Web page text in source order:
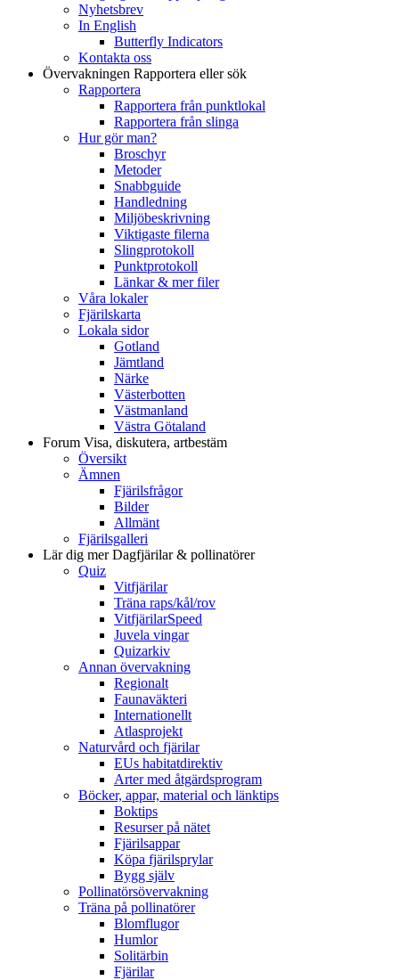
Nyhetsbrev
In English
Butterfly Indicators
Kontakta oss
Övervakningen Rapportera eller sök
Rapportera
Rapportera från punktlokal
Rapportera från slinga
Hur gör man?
Broschyr
Metoder
Snabbguide
Handledning
Miljöbeskrivning
Viktigaste filerna
Slingprotokoll
Punktprotokoll
Länkar & mer filer
Våra lokaler
Fjärilskarta
Lokala sidor
Gotland
Jämtland
Närke
Västerbotten
Västmanland
Västra Götaland
Forum Visa, diskutera, artbestäm
Översikt
Ämnen
Fjärilsfrågor
Bilder
Allmänt
Fjärilsgalleri
Lär dig merDagfjärilar & pollinatörer
Quiz
Vitfjärilar
Träna raps/kål/rov
VitfjärilarSpeed
Juvela vingar
Quizarkiv
Annan övervakning
Regionalt
Faunaväkteri
Internationellt
Atlasprojekt
Naturvård och fjärilar
EUs habitatdirektiv
Arter med åtgärdsprogram
Böcker, appar, material och länktips
Boktips
Resurser på nätet
Fjärilsappar
Köpa fjärilsprylar
Bygg själv
Pollinatörsövervakning
Träna på pollinatörer
Blomflugor
Humlor
Solitärbin
Fjärilar